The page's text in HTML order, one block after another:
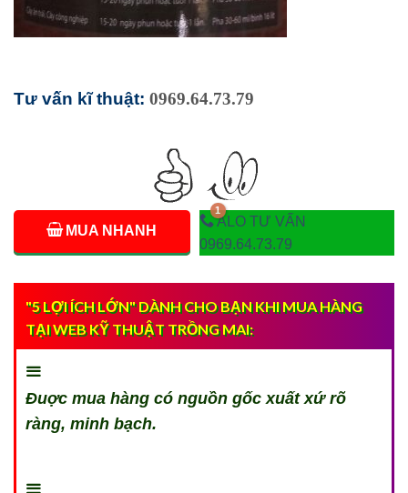
Tư vấn kĩ thuật: 0969.64.73.79
MUA NHANH
ALO TƯ VẤN
0969.64.73.79
"5 LỢI ÍCH LỚN" DÀNH CHO BẠN KHI MUA HÀNG
TẠI WEB KỸ THUẬT TRỒNG MAI:
Đuợc mua hàng có nguồn gốc xuất xứ rõ
ràng, minh bạch.